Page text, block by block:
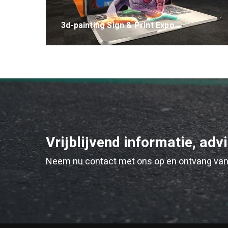
3d-painting Sign & Print Expo
Vrijblijvend informatie,
Neem nu contact met ons op en ontvang